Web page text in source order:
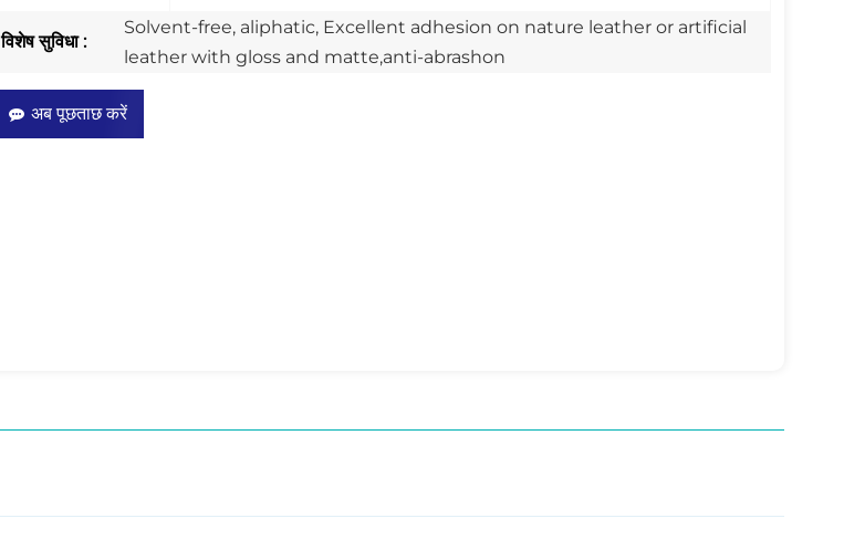
विशेष सुविधा :
Solvent-free, aliphatic, Excellent adhesion on nature leather or artificial
leather with gloss and matte,anti-abrashon
अब पूछताछ करें